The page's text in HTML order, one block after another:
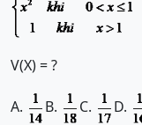
V(X) = ?
A. B. C.
D.